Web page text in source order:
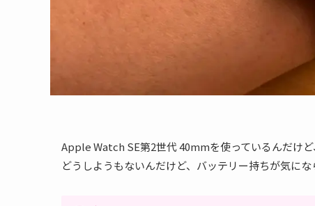
Apple Watch SE第2世代 40mmを使っているんだけ
どうしようもないんだけど、バッテリー持ちが気に